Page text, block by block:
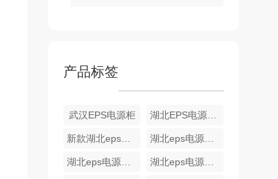
产品标签
武汉EPS电源柜 湖北EPS电源批发
新款湖北eps电源批发 湖北eps电源哪家好
湖北eps电源批发 湖北eps电源价格